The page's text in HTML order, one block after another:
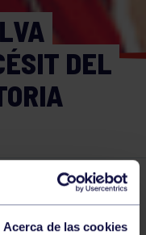
Acerca de las cookies
DEL